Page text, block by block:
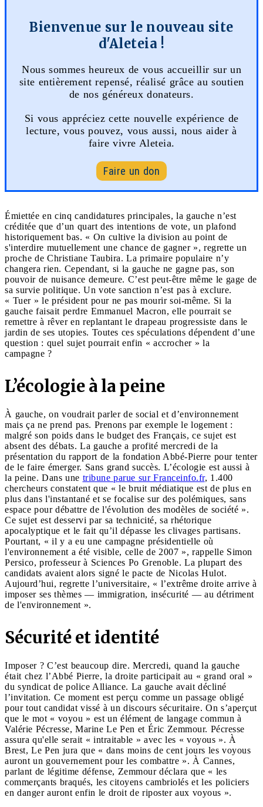
Bienvenue sur le nouveau site
d'Aleteia !
Nous sommes heureux de vous accueillir sur un
site entièrement repensé, réalisé grâce au soutien
de nos généreux donateurs.
Si vous appréciez cette nouvelle expérience de
lecture, vous pouvez, vous aussi, nous aider à
faire vivre Aleteia.
Faire un don
Émiettée en cinq candidatures principales, la gauche n’est
créditée que d’un quart des intentions de vote, un plafond
historiquement bas. « On cultive la division au point de
s'interdire mutuellement une chance de gagner », regrette un
proche de Christiane Taubira. La primaire populaire n’y
changera rien. Cependant, si la gauche ne gagne pas, son
pouvoir de nuisance demeure. C’est peut-être même le gage de
sa survie politique. Un vote sanction n’est pas à exclure.
« Tuer » le président pour ne pas mourir soi-même. Si la
gauche faisait perdre Emmanuel Macron, elle pourrait se
remettre à rêver en replantant le drapeau progressiste dans le
jardin de ses utopies. Toutes ces spéculations dépendent d’une
question : quel sujet pourrait enfin « accrocher » la
campagne ?
L’écologie à la peine
À gauche, on voudrait parler de social et d’environnement
mais ça ne prend pas. Prenons par exemple le logement :
malgré son poids dans le budget des Français, ce sujet est
absent des débats. La gauche a profité mercredi de la
présentation du rapport de la fondation Abbé-Pierre pour tenter
de le faire émerger. Sans grand succès. L’écologie est aussi à
la peine. Dans une tribune parue sur Franceinfo.fr, 1.400
chercheurs constatent que « le bruit médiatique est de plus en
plus dans l'instantané et se focalise sur des polémiques, sans
espace pour débattre de l'évolution des modèles de société ».
Ce sujet est desservi par sa technicité, sa rhétorique
apocalyptique et le fait qu’il dépasse les clivages partisans.
Pourtant, « il y a eu une campagne présidentielle où
l'environnement a été visible, celle de 2007 », rappelle Simon
Persico, professeur à Sciences Po Grenoble. La plupart des
candidats avaient alors signé le pacte de Nicolas Hulot.
Aujourd’hui, regrette l’universitaire, « l’extrême droite arrive à
imposer ses thèmes — immigration, insécurité — au détriment
de l'environnement ».
Sécurité et identité
Imposer ? C’est beaucoup dire. Mercredi, quand la gauche
était chez l’Abbé Pierre, la droite participait au « grand oral »
du syndicat de police Alliance. La gauche avait décliné
l’invitation. Ce moment est perçu comme un passage obligé
pour tout candidat vissé à un discours sécuritaire. On s’aperçut
que le mot « voyou » est un élément de langage commun à
Valérie Pécresse, Marine Le Pen et Éric Zemmour. Pécresse
assura qu'elle serait « intraitable » avec les « voyous ». À
Brest, Le Pen jura que « dans moins de cent jours les voyous
auront un gouvernement pour les combattre ». À Cannes,
parlant de légitime défense, Zemmour déclara que « les
commerçants braqués, les citoyens cambriolés et les policiers
en danger auront enfin le droit de riposter aux voyous ».